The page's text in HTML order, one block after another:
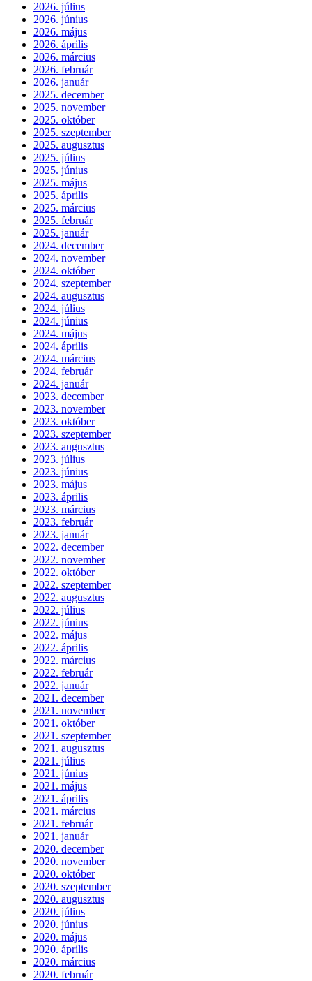
2026. július
2026. június
2026. május
2026. április
2026. március
2026. február
2026. január
2025. december
2025. november
2025. október
2025. szeptember
2025. augusztus
2025. július
2025. június
2025. május
2025. április
2025. március
2025. február
2025. január
2024. december
2024. november
2024. október
2024. szeptember
2024. augusztus
2024. július
2024. június
2024. május
2024. április
2024. március
2024. február
2024. január
2023. december
2023. november
2023. október
2023. szeptember
2023. augusztus
2023. július
2023. június
2023. május
2023. április
2023. március
2023. február
2023. január
2022. december
2022. november
2022. október
2022. szeptember
2022. augusztus
2022. július
2022. június
2022. május
2022. április
2022. március
2022. február
2022. január
2021. december
2021. november
2021. október
2021. szeptember
2021. augusztus
2021. július
2021. június
2021. május
2021. április
2021. március
2021. február
2021. január
2020. december
2020. november
2020. október
2020. szeptember
2020. augusztus
2020. július
2020. június
2020. május
2020. április
2020. március
2020. február